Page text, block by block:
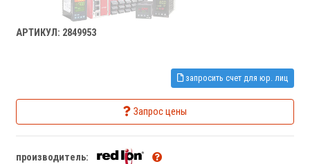
АРТИКУЛ: 2849953
запросить счет для юр. лиц
Запрос цены
производитель: